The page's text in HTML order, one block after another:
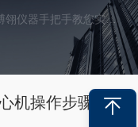
仪器手把手教您实验室离心机操作步骤
机操作步骤